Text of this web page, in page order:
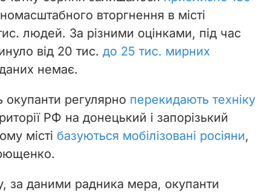
вторгнення в місті
людей. За різними оцінками, під час
від 20 тис. до 25 тис. мирних
немає.
регулярно перекидають техніку
РФ на донецький і запорізький
місті базуються мобілізовані росіяни,
за даними радника мера, окупанти